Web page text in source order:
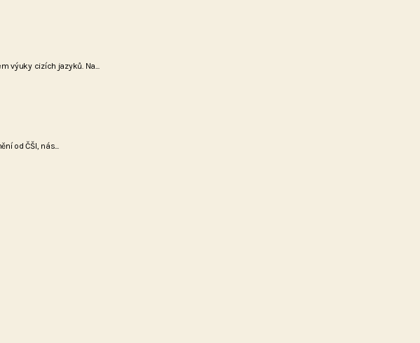
výuky cizích jazyků. Na...
od ČŠI, nás...